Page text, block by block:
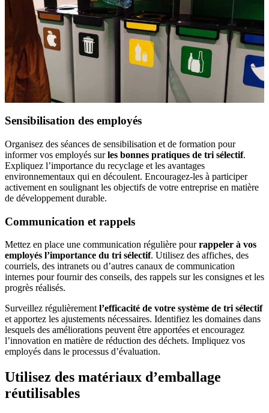
Sensibilisation des employés
Organisez des séances de sensibilisation et de formation pour
informer vos employés surles bonnes pratiques de tri sélectif.
Expliquez l’importance du recyclage et les avantages
environnementaux qui en découlent. Encouragez-les à participer
activement en soulignant les objectifs de votre entreprise en matière
de développement durable.
Communication et rappels
Mettez en place une communication régulière pourrappeler à vos
employés l’importance du tri sélectif. Utilisez des affiches, des
courriels, des intranets ou d’autres canaux de communication
internes pour fournir des conseils, des rappels sur les consignes et les
progrès réalisés.
Surveillez régulièrement l’efficacité de votre système de tri sélectif
et apportez les ajustements nécessaires. Identifiez les domaines dans
lesquels des améliorations peuvent être apportées et encouragez
l’innovation en matière de réduction des déchets. Impliquez vos
employés dans le processus d’évaluation.
Utilisez des matériaux d’emballage
réutilisables